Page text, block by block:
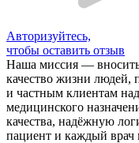
Авторизуйтесь,
чтобы оставить отзыв
Наша миссия — вносить
качество жизни людей,
и частным клиентам
медицинского
качества, надёжную
пациент и каждый врач